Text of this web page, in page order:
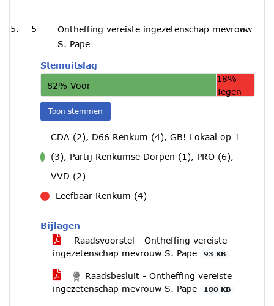
5
Ontheffing vereiste ingezetenschap mevrouw
S. Pape
Stemuitslag
82% Voor
18%
Tegen
Toon stemmen
CDA (2), D66 Renkum (4), GB! Lokaal op 1
(3), Partij Renkumse Dorpen (1), PRO (6),
VVD (2)
Leefbaar Renkum (4)
Bijlagen
Raadsvoorstel - Ontheffing vereiste
ingezetenschap mevrouw S. Pape
93 KB
Raadsbesluit - Ontheffing vereiste
ingezetenschap mevrouw S. Pape
180 KB